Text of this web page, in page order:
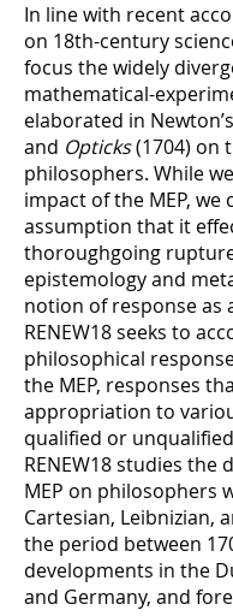
In line with recent
on 18th-century
focus the widely
mathematical-
elaborated in Newton’s
and Opticks(1704) on
philosophers. While
impact of the MEP,
assumption that it
thoroughgoing
epistemology and
notion of response as
RENEW18 seeks to
philosophical
the MEP, responses
appropriation to
qualified or
RENEW18 studies
MEP on philosophers
Cartesian, Leibnizian,
the period between
developments in the
and Germany, and